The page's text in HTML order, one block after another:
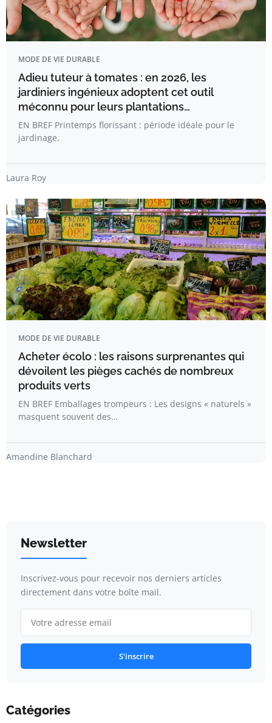
MODE DE VIE DURABLE
Adieu tuteur à tomates : en 2026, les
jardiniers ingénieux adoptent cet outil
méconnu pour leurs plantations…
EN BREF Printemps florissant : période idéale pour le
jardinage.
Laura Roy
MODE DE VIE DURABLE
Acheter écolo : les raisons surprenantes qui
dévoilent les pièges cachés de nombreux
produits verts
EN BREF Emballages trompeurs : Les designs « naturels »
masquent souvent des…
Amandine Blanchard
Newsletter
Inscrivez-vous pour recevoir nos derniers articles
directement dans votre boîte mail.
S'inscrire
Catégories